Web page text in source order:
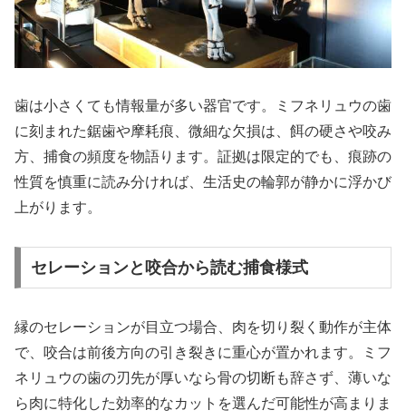
歯は小さくても情報量が多い器官です。ミフネリュウの歯
に刻まれた鋸歯や摩耗痕、微細な欠損は、餌の硬さや咬み
方、捕食の頻度を物語ります。証拠は限定的でも、痕跡の
性質を慎重に読み分ければ、生活史の輪郭が静かに浮かび
上がります。
セレーションと咬合から読む捕食様式
縁のセレーションが目立つ場合、肉を切り裂く動作が主体
で、咬合は前後方向の引き裂きに重心が置かれます。ミフ
ネリュウの歯の刃先が厚いなら骨の切断も辞さず、薄いな
ら肉に特化した効率的なカットを選んだ可能性が高まりま